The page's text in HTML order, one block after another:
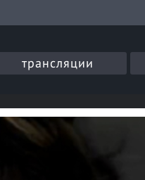
трансляции